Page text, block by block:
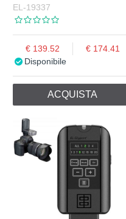
EL-19337
139.52
174.41
Disponibile
ACQUISTA